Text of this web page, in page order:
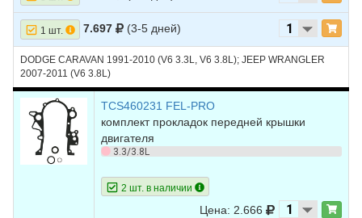
21 DODGE STRATUS 2002 L4 2.4L - DOHC
22 DODGE STRATUS 2001 L4 2.4L - SOHC
23 DODGE STRATUS
24 DODGE
DODGE STRATUS 1999 L4 2.4L
DODGE STRATUS
STRATUS 1997
1996 L4 2.4L
1 шт. 7.697 (3-5 дней)
DODGE CARAVAN 1991-2010 (V6 3.3L, V6 3.8L); JEEP WRANGLER
2007-2011 (V6 3.8L)
TCS460231 FEL-PRO
комплект прокладок передней крышки
двигателя
3.3/3.8L
2 шт. в наличии
Цена: 2.666